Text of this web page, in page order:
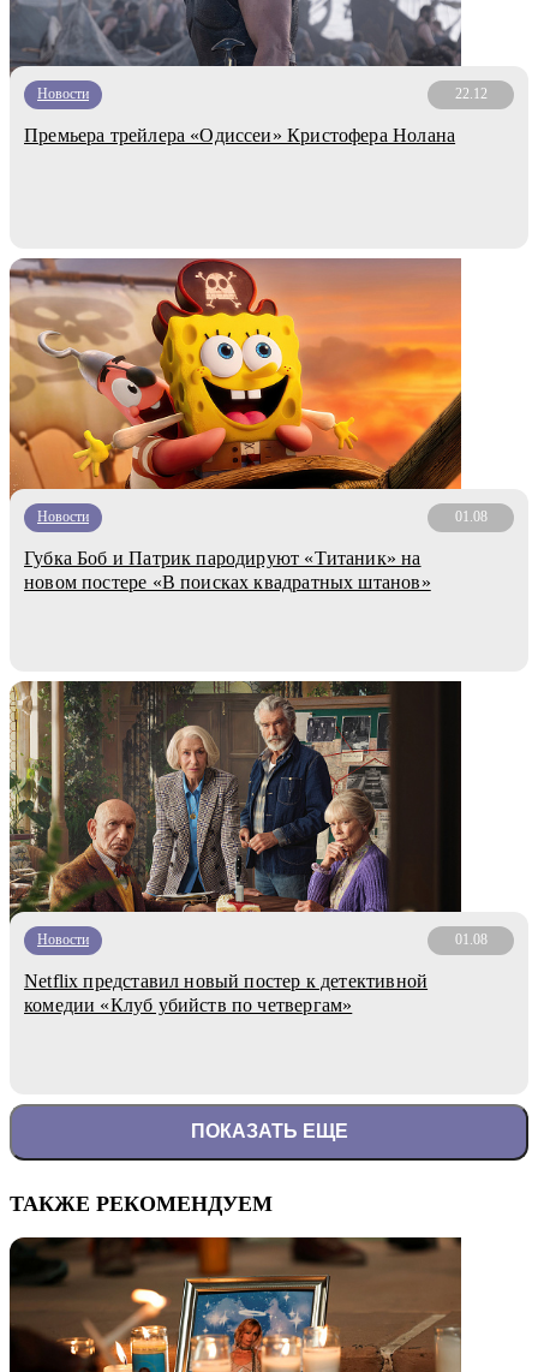
Новости 22.12
Премьера трейлера «Одиссеи» Кристофера Нолана
Новости 01.08
Губка Боб и Патрик пародируют «Титаник» на
новом постере «В поисках квадратных штанов»
Новости 01.08
Netflix представил новый постер к детективной
комедии «Клуб убийств по четвергам»
ПОКАЗАТЬ ЕЩЕ
ТАКЖЕ РЕКОМЕНДУЕМ